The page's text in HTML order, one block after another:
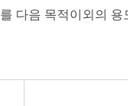
다음 목적이외의